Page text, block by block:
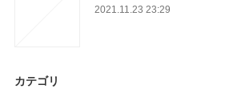
2021.11.23 23:29
カテゴリ